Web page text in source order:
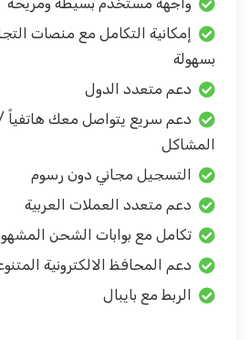
إمكانية التكامل مع منصات
بسهولة
دعم متعدد الدول
دعم سريع يتواصل معك
المشاكل
التسجيل مجاني دون رسوم
دعم متعدد العملات العربية
تكامل مع بوابات الشحن
دعم المحافظ الالكترونية
الربط مع بايبال